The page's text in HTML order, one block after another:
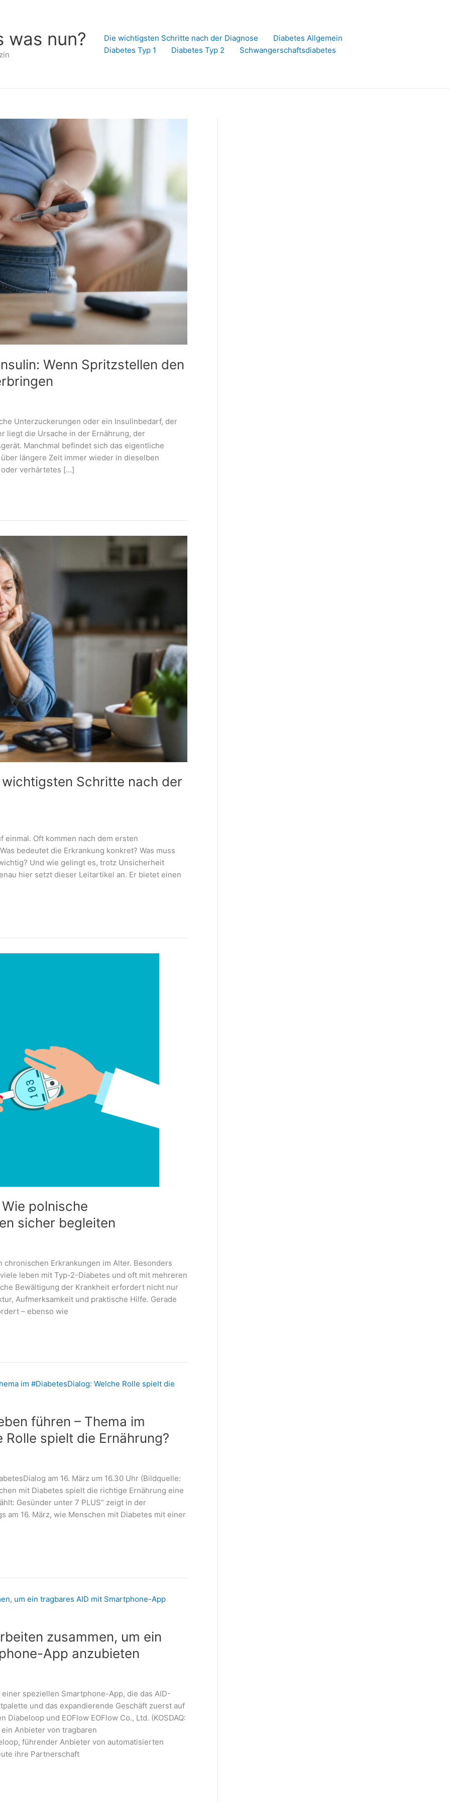
was nun? Die wichtigsten Schritte nach der Diagnose
Diabetes Allgemein
Diabetes Typ 1
Diabetes Typ 2 Schwangerschaftsdiabetes
Wenn Spritzstellen den
Unterzuckerungen oder ein Insulinbedarf, der
liegt die Ursache in der Ernährung, der
Manchmal befindet sich das eigentliche
längere Zeit immer wieder in dieselben
verhärtetes […]
Schritte nach der
einmal. Oft kommen nach dem ersten
bedeutet die Erkrankung konkret? Was muss
Und wie gelingt es, trotz Unsicherheit
hier setzt dieser Leitartikel an. Er bietet einen
polnische
sicher begleiten
Erkrankungen im Alter. Besonders
leben mit Typ-2-Diabetes und oft mit mehreren
Bewältigung der Krankheit erfordert nicht nur
Aufmerksamkeit und praktische Hilfe. Gerade
– ebenso wie
führen – Thema im
spielt die Ernährung?
am 16. März um 16.30 Uhr (Bildquelle:
mit Diabetes spielt die richtige Ernährung eine
Gesünder unter 7 PLUS“ zeigt in der
am 16. März, wie Menschen mit Diabetes mit einer
zusammen, um ein
App anzubieten
speziellen Smartphone-App, die das AID-
und das expandierende Geschäft zuerst auf
und EOFlow EOFlow Co., Ltd. (KOSDAQ:
Anbieter von tragbaren
führender Anbieter von automatisierten
ihre Partnerschaft